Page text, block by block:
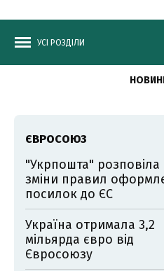
УСІ РОЗДІЛИ
ЄВРОСОЮЗ
"Укрпошта" розповіла
зміни правил
посилок до ЄС
Україна отримала 3,2
мільярда євро від
Євросоюзу